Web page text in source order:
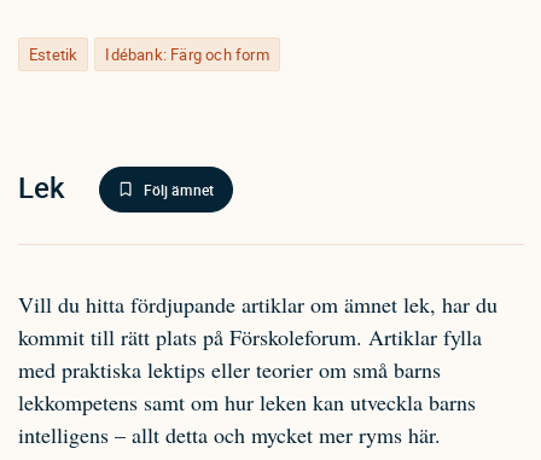
Estetik Idébank: Färg och form
Lek Följ ämnet
Vill du hitta fördjupande artiklar om ämnet lek, har du
kommit till rätt plats på Förskoleforum. Artiklar fylla
med praktiska lektips eller teorier om små barns
lekkompetens samt om hur leken kan utveckla barns
intelligens – allt detta och mycket mer ryms här.